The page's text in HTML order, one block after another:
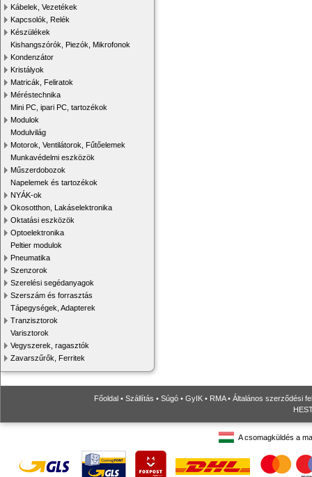
Kábelek, Vezetékek
Kapcsolók, Relék
Készülékek
Kishangszórók, Piezók, Mikrofonok
Kondenzátor
Kristályok
Matricák, Feliratok
Méréstechnika
Mini PC, ipari PC, tartozékok
Modulok
Modulvilág
Motorok, Ventilátorok, Fűtőelemek
Munkavédelmi eszközök
Műszerdobozok
Napelemek és tartozékok
NYÁK-ok
Okosotthon, Lakáselektronika
Oktatási eszközök
Optoelektronika
Peltier modulok
Pneumatika
Szenzorok
Szerelési segédanyagok
Szerszám és forrasztás
Tápegységek, Adapterek
Tranzisztorok
Varisztorok
Vegyszerek, ragasztók
Zavarszűrők, Ferritek
Főoldal • Szállítás • Súgó • GyIK • RMA• Általános szerződési
A csomagküldés a